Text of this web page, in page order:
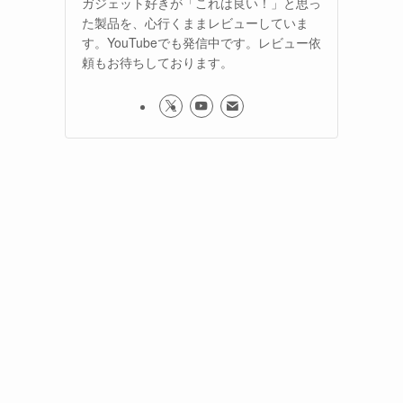
た製品を、心行くままレビューしていま
す。YouTubeでも発信中です。レビュー依
頼もお待ちしております。